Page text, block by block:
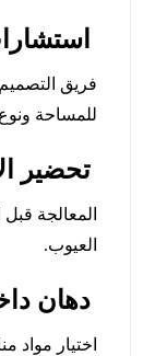
فريق
للمساحة ونوع
تحضير
المعالجة
العيوب.
دهان
اختيار